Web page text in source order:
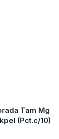
Tam Mg
(Pct.c/10)